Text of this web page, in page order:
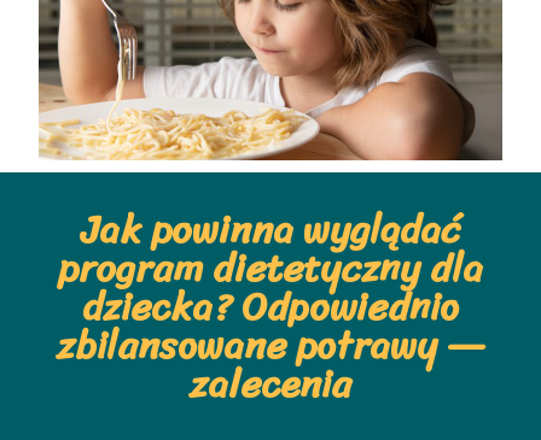
Jak powinna wyglądać
program dietetyczny dla
dziecka? Odpowiednio
zbilansowane potrawy —
zalecenia